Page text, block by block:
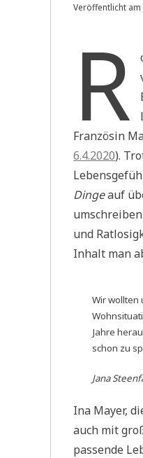
Veröffentlicht am
R
Französin
6.4.2020).
Dingeauf
und
Inhalt man
Wir wollten
Jahre
schon zu
Jana
Ina Mayer,
auch mit
passende